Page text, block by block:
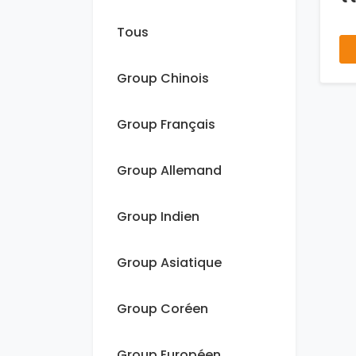
Tous
Group Chinois
Group Français
Group Allemand
Group Indien
Group Asiatique
Group Coréen